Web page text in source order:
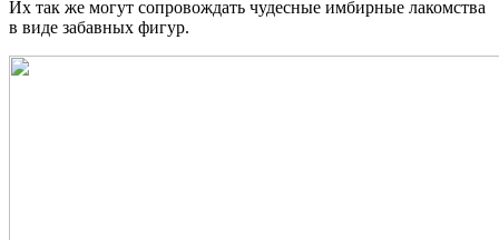
Их так же могут сопровождать чудесные имбирные лакомства
в виде забавных фигур.